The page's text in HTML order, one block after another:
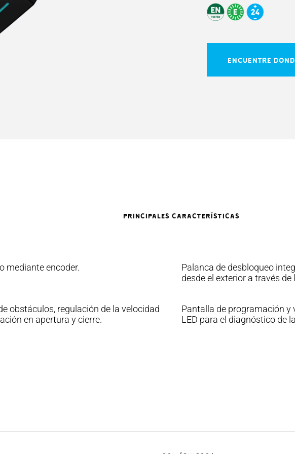
ENCUENTRE
PRINCIPALES CARACTERÍSTICAS
mediante encoder.
Palanca de desbloqueo
desde el exterior a través
obstáculos, regulación de la velocidad
en apertura y cierre.
Pantalla de programación y
LED para el diagnóstico de